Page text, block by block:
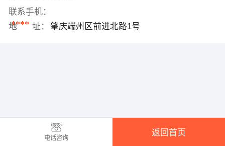
联系手机：
****
地 址： 肇庆端州区前进北路1号
电话咨询
返回首页